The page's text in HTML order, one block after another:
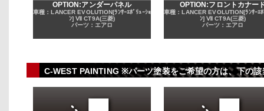
OPTION:アンダーパネル
車種：LANCER EVOLUTION[ﾗﾝｻｰｴﾎﾞﾘｭｰｼｮ
ﾝ] Ⅶ CT9A(三菱)
パーツ：エアロ
OPTION:フロントカナー
車種：LANCER EVOLUTION[ﾗﾝｻｰｴﾎ
ﾝ] Ⅶ CT9A(三菱)
パーツ：エアロ
C-WEST PAINTING ※パーツ塗装をご希望の方は、下の